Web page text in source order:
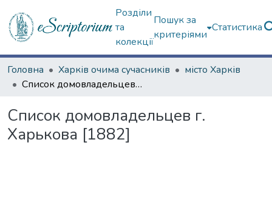
Розділи
та
колекції
Пошук за
критеріями
Статистика
Головна Харків очима сучасників
місто Харків
Список домовладельцев г. Харькова [1882]
Список домовладельцев г.
Харькова [1882]